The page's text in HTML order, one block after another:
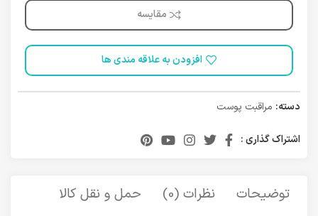
مقایسه
افزودن به علاقه مندی ها
دسته: مراقبت پوست
اشتراک گذاری :
توضیحات نظرات (0) حمل و نقل کالا